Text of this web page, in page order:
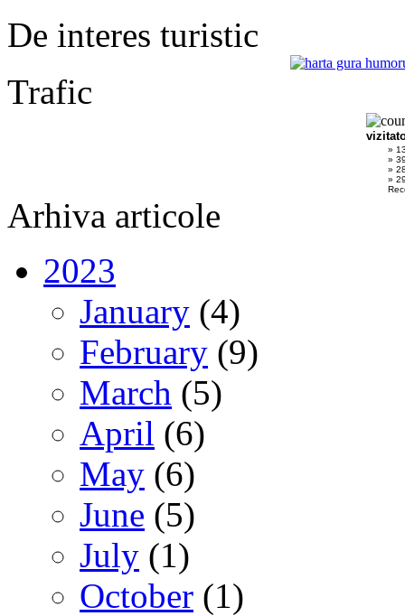
De interes turistic
Trafic
»
»
»
»
Arhiva articole
2023
January (4)
February (9)
March (5)
April (6)
May (6)
June (5)
July (1)
October (1)